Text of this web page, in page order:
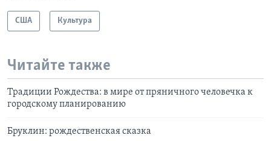
США Культура
Читайте также
Традиции Рождества: в мире от пряничного человечка к
городскому планированию
Бруклин: рождественская сказка